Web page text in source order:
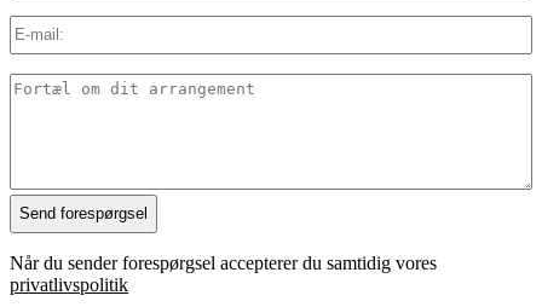
E-
mail:*
Detaljer
Når du sender forespørgsel accepterer du samtidig vores
privatlivspolitik